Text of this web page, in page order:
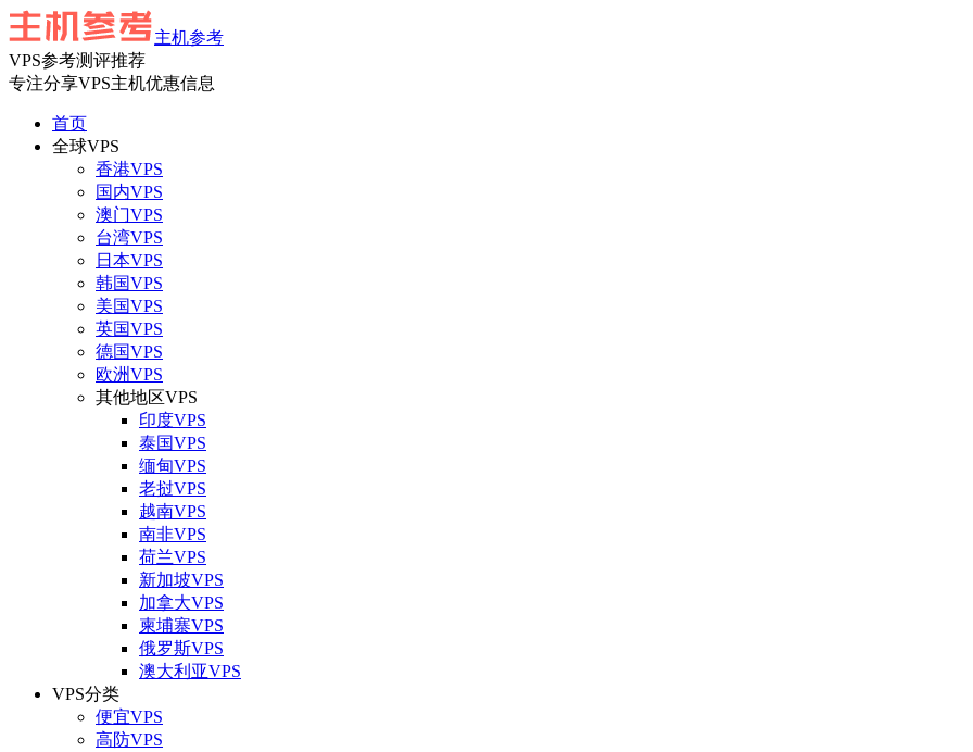
主机参考
VPS参考测评推荐
专注分享VPS主机优惠信息
首页
全球VPS
香港VPS
国内VPS
澳门VPS
台湾VPS
日本VPS
韩国VPS
美国VPS
英国VPS
德国VPS
欧洲VPS
其他地区VPS
印度VPS
泰国VPS
缅甸VPS
老挝VPS
越南VPS
南非VPS
荷兰VPS
新加坡VPS
加拿大VPS
柬埔寨VPS
俄罗斯VPS
澳大利亚VPS
VPS分类
便宜VPS
高防VPS